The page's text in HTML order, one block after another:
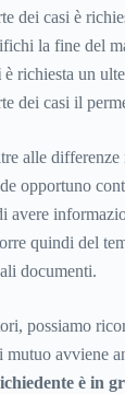
dei casi è
la fine del
è richiesta un
dei casi il
alle differenze
opportuno
avere
quindi del
documenti.
possiamo
mutuo avviene
è in